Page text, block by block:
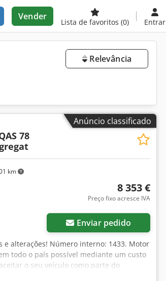
Vender
Lista de favoritos (0) Entrar
Relevância
Anúncio classificado
km
78
8 353 €
Preço fixo acresce IVA
Enviar pedido
e alterações! Número interno: 1433. Motor
todo o país possível mediante um custo
o seu veículo como parte do
possível sem entrada inicial! Tem mais